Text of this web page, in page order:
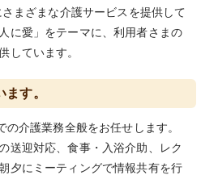
まざまな介護サービスを提供して
に愛」をテーマに、利用者さまの
しています。
す。
介護業務全般をお任せします。
送迎対応、食事・入浴介助、レク
夕にミーティングで情報共有を行